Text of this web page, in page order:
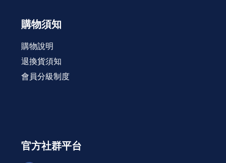
購物須知
購物說明
退換貨須知
會員分級制度
官方社群平台